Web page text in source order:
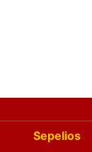
Sepelios